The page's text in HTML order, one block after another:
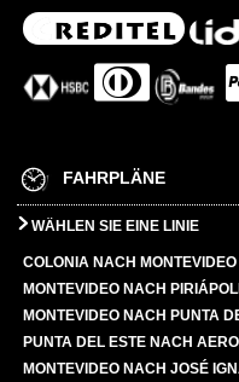
FAHRPLÄNE
WÄHLEN SIE EINE LINIE
COLONIA NACH MONTEVIDEO
MONTEVIDEO NACH
MONTEVIDEO NACH PUNTA
PUNTA DEL ESTE NACH
MONTEVIDEO NACH JOSÉ